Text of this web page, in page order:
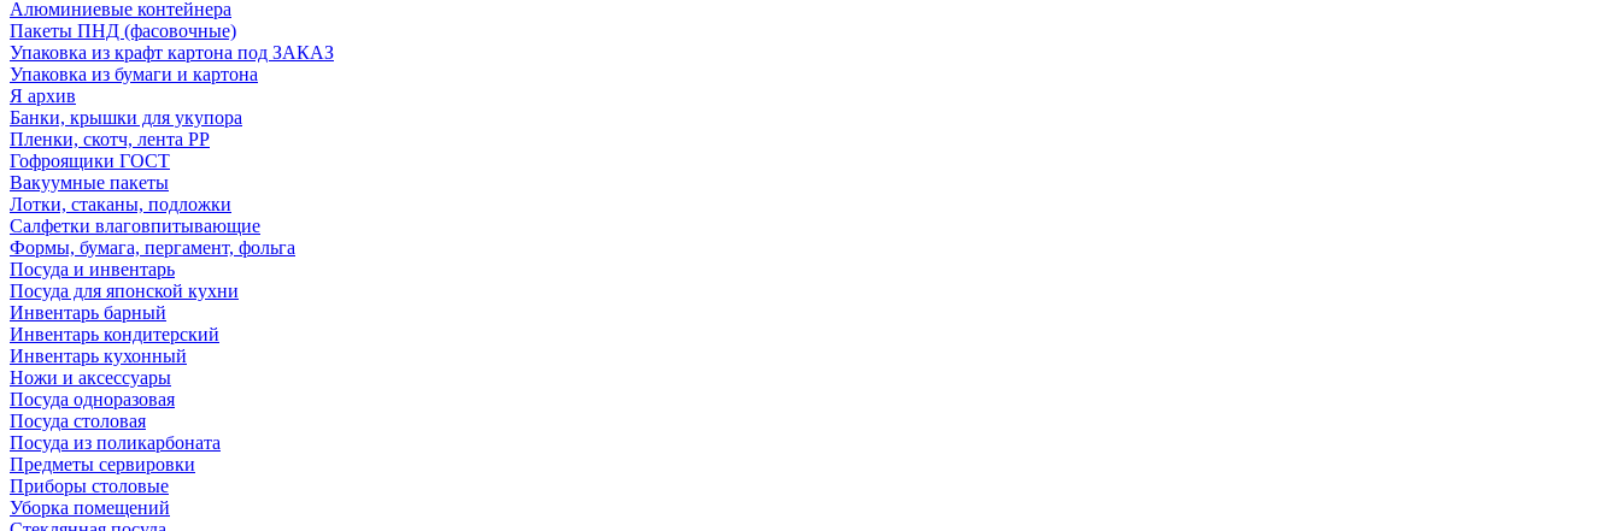
Алюминиевые контейнера
Пакеты ПНД (фасовочные)
Упаковка из крафт картона под ЗАКАЗ
Упаковка из бумаги и картона
Я архив
Банки, крышки для укупора
Пленки, скотч, лента РР
Гофроящики ГОСТ
Вакуумные пакеты
Лотки, стаканы, подложки
Салфетки влаговпитывающие
Формы, бумага, пергамент, фольга
Посуда и инвентарь
Посуда для японской кухни
Инвентарь барный
Инвентарь кондитерский
Инвентарь кухонный
Ножи и аксессуары
Посуда одноразовая
Посуда столовая
Посуда из поликарбоната
Предметы сервировки
Приборы столовые
Уборка помещений